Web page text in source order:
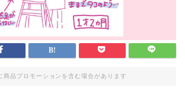
商品プロモーションを含む場合があります